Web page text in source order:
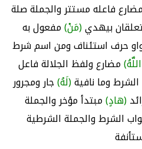
مضارع فاعله مستتر والجملة صلة
بيهدي(مَنْ)مفعول به
حرف استئناف ومن اسم شرط
مضارع ولفظ الجلالة فاعل
وما نافية(لَهُ)جار ومجرور
(هادٍ)مبتدأ مؤخر والجملة
الشرط والجملة الشرطية